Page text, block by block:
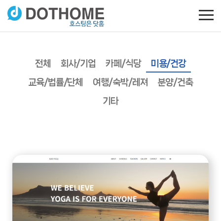
전체 회사/기업 카페/식당
미용/건강
교육/법률/단체
여행/숙박/레져
분양/건축
기타